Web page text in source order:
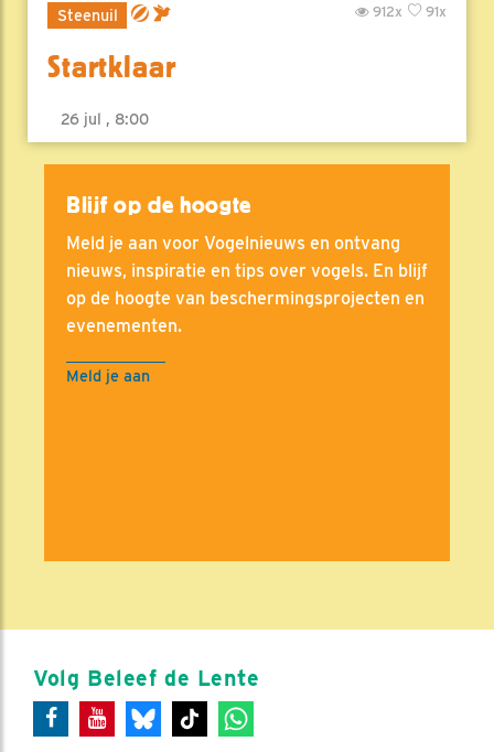
Steenuil 91x
912x
Startklaar
26 jul , 8:00
Blijf op de hoogte
Meld je aan voor Vogelnieuws en ontvang
nieuws, inspiratie en tips over vogels. En blijf
op de hoogte van beschermingsprojecten en
evenementen.
Meld je aan
Volg Beleef de Lente